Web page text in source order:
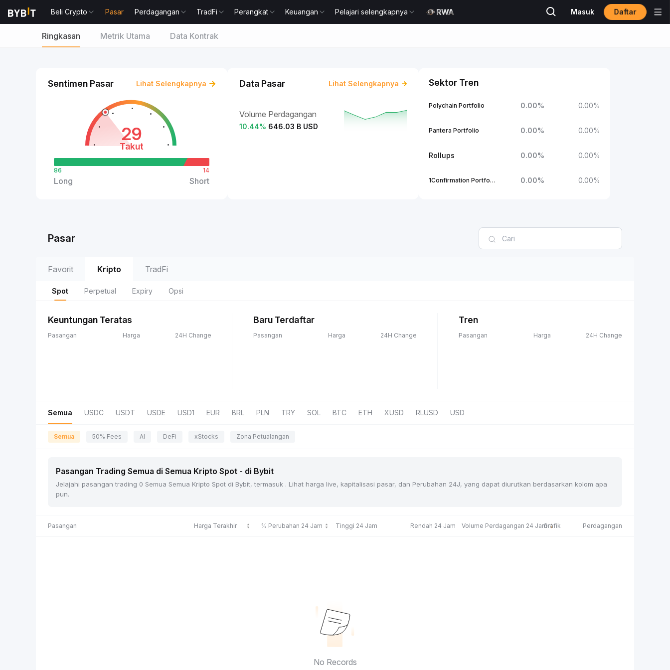
Beli Crypto Pasar Perdagangan TradFi Perangkat Keuangan Pelajari selengkapnya Masuk Daftar
Ringkasan Metrik Utama Data Kontrak
Sentimen Pasar Lihat Selengkapnya
29
Takut
86
Long
14
Short
Data Pasar Lihat Selengkapnya
Volume Perdagangan
10.44% 646.03 B USD
Sektor Tren
Polychain Portfolio 0.00% 0.00%
Pantera Portfolio 0.00% 0.00%
Rollups 0.00% 0.00%
1Confirmation Portfolio 0.00% 0.00%
Pasar
Favorit Kripto TradFi
Spot Perpetual Expiry Opsi
Keuntungan Teratas
Pasangan Harga 24H Change
Baru Terdaftar
Pasangan Harga 24H Change
Tren
Pasangan Harga 24H Change
Semua USDC USDT USDE USD1 EUR BRL PLN TRY SOL BTC ETH XUSD RLUSD USD
Semua 50% Fees AI DeFi xStocks Zona Petualangan
Pasangan Trading Semua di Semua Kripto Spot - di Bybit
Jelajahi pasangan trading 0 Semua Semua Kripto Spot di Bybit, termasuk . Lihat harga live, kapitalisasi pasar, dan Perubahan 24J, yang dapat diurutkan berdasarkan kolom apa
pun.
Pasangan Harga Terakhir % Perubahan 24 Jam Tinggi 24 Jam Rendah 24 Jam Volume Perdagangan 24 JamGrafik Perdagangan
No Records